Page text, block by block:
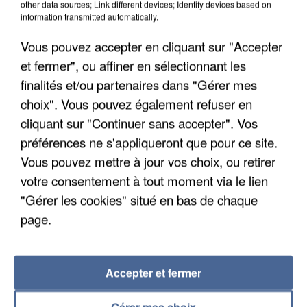
APRÈS TOUTES CES CANICULES, LES REFUGES
DE FAUNE SAUVAGE SONT...
other data sources; Link different devices; Identify devices based on
information transmitted automatically.
Vous pouvez accepter en cliquant sur "Accepter
et fermer", ou affiner en sélectionnant les
finalités et/ou partenaires dans "Gérer mes
choix". Vous pouvez également refuser en
cliquant sur "Continuer sans accepter". Vos
préférences ne s'appliqueront que pour ce site.
Vous pouvez mettre à jour vos choix, ou retirer
votre consentement à tout moment via le lien
"Gérer les cookies" situé en bas de chaque
page.
Accepter et fermer